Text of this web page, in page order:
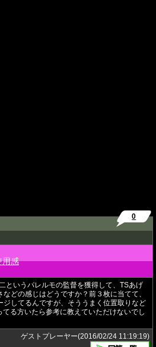
0
用感
というパレルモの監督を獲得して、TSあげ
どの感じはどうですか？前３枚に当てて、
してるんですが、そううまく位置取りなど
る方いたら参考に教えていただけないでし
ゲストプレーヤー(2016/02/24 11:19:19)